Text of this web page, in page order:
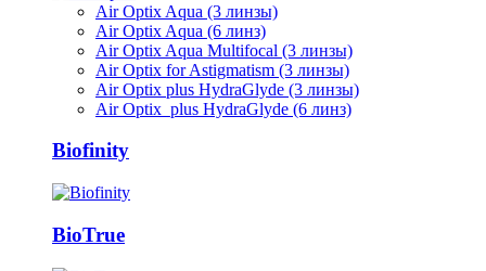
Air Optix Aqua (3 линзы)
Air Optix Aqua (6 линз)
Air Optix Aqua Multifocal (3 линзы)
Air Optix for Astigmatism (3 линзы)
Air Optix plus HydraGlyde (3 линзы)
Air Optix plus HydraGlyde (6 линз)
Biofinity
BioTrue